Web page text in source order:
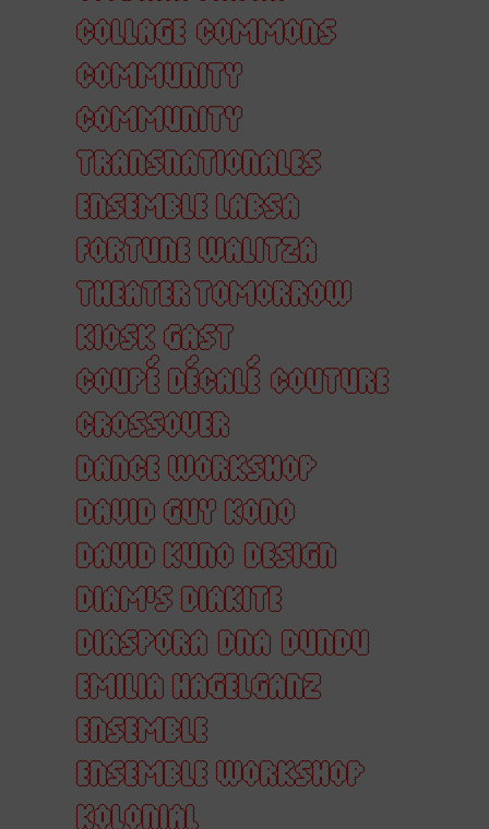
COLLAGE COMMONS
COMMUNITY
COMMUNITY
TRANSNATIONALES
ENSEMBLE LABSA
FORTUNE WALITZA
THEATER TOMORROW
KIOSK GAST
COUPÉ DÉCALÉ COUTURE
CROSSOVER
DANCE WORKSHOP
DAVID GUY KONO
DAVID KUNO DESIGN
DIAM'S DIAKITE
DIASPORA DNA DUNDU
EMILIA HAGELGANZ
ENSEMBLE
ENSEMBLE WORKSHOP
KOLONIAL